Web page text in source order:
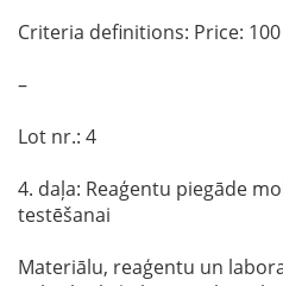
Criteria definitions: Price:
–
Lot nr.: 4
4. daļa: Reaģentu piegāde
testēšanai
Materiālu, reaģentu un